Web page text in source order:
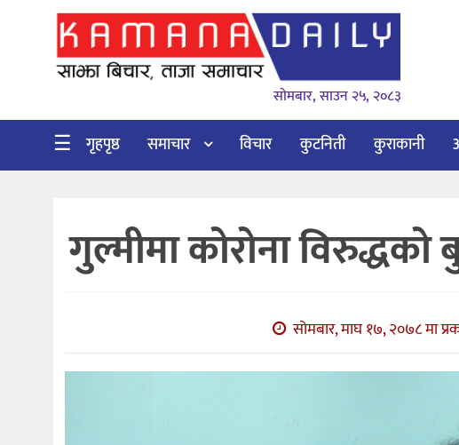
गृहपृष्ठ
विचार
कुटनिती
सिफारिस
सोमबार, साउन २५, २०८३
☰ गृहपृष्ठ समाचार विचार कुटनिती कुराकानी
गुल्मीमा कोरोना
सोमबार, माघ १७, २०७८ मा